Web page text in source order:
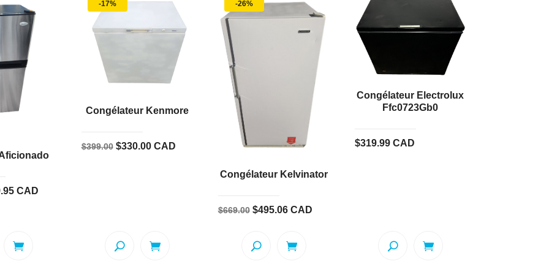
Le
$349.95.
CAD
-17%
Congélateur Kenmore
$399.00 Le
$330.00Le
CAD
-26%
Congélateur Kelvinator
$669.00 Le
initial
$495.06Le
actuel
CAD
Congélateur Electrolux
Ffc0723Gb0
$319.99 CAD